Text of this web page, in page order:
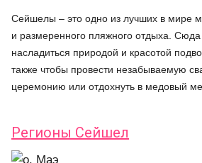
Сейшелы – это одно из лучших в мире
и размеренного пляжного отдыха.
насладиться природой и красотой
также чтобы провести незабываемую
церемонию или отдохнуть в медовый
Регионы Сейшел